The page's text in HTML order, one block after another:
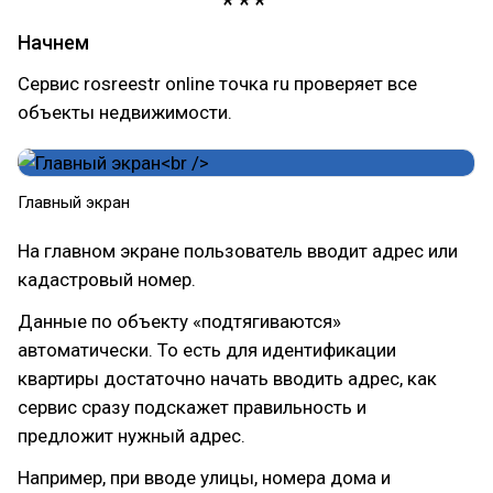
Начнем
Сервис rosreestr online точка ru проверяет все
объекты недвижимости.
Главный экран
На главном экране пользователь вводит адрес или
кадастровый номер.
Данные по объекту «подтягиваются»
автоматически. То есть для идентификации
квартиры достаточно начать вводить адрес, как
сервис сразу подскажет правильность и
предложит нужный адрес.
Например, при вводе улицы, номера дома и